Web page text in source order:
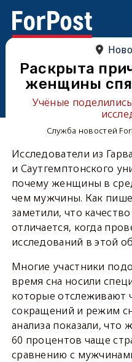
Раскрыта
женщины
Учёные
Служба новостей
Исследователи из
и Саутгемптонского
почему женщины в
чем мужчины. Как
заметили, что
отличается, когда
исследований в этой
Многие участники
время сна носили
которые отслеживают
сокращений и режим
анализа показали, что
60 процентов чаще
сравнению с